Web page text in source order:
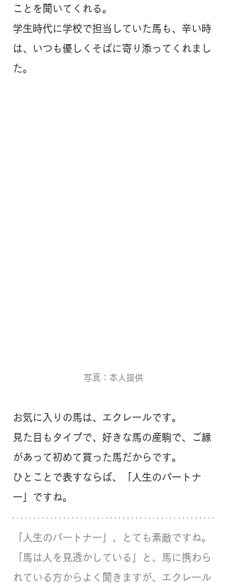
ことを聞いてくれる。
学生時代に学校で担当していた馬も、辛い時
は、いつも優しくそばに寄り添ってくれまし
た。
写真：本人提供
お気に入りの馬は、エクレールです。
見た目もタイプで、好きな馬の産駒で、ご縁
があって初めて買った馬だからです。
ひとことで表すならば、「人生のパートナ
ー」ですね。
「人生のパートナー」、とても素敵ですね。
「馬は人を見透かしている」と、馬に携わら
れている方からよく聞きますが、エクレール